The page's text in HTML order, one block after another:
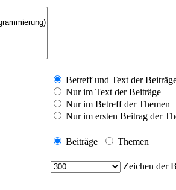
Betreff und Text der
Nur im Text der Beiträge
Nur im Betreff der Themen
Nur im ersten Beitrag der
Beiträge Themen
Zeichen der